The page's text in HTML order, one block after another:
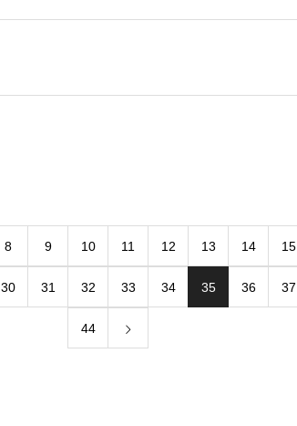
8 9 10 11 12 13 14 15
30 31 32 33 34 35 36 37
44